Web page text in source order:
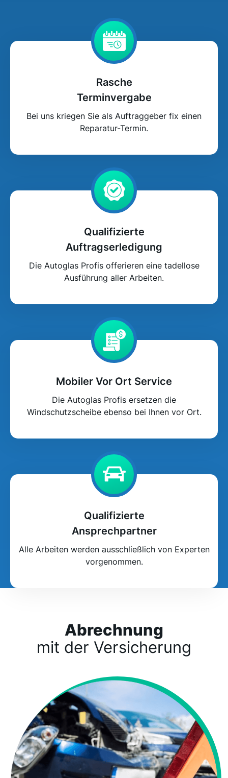
Rasche
Terminvergabe
Bei uns kriegen Sie als Auftraggeber fix einen
Reparatur-Termin.
Qualifizierte
Auftragserledigung
Die Autoglas Profis offerieren eine tadellose
Ausführung aller Arbeiten.
Mobiler Vor Ort Service
Die Autoglas Profis ersetzen die
Windschutzscheibe ebenso bei Ihnen vor Ort.
Qualifizierte
Ansprechpartner
Alle Arbeiten werden ausschließlich von Experten
vorgenommen.
Abrechnung
mit der Versicherung